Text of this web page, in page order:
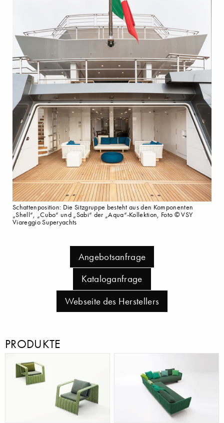
Schattenposition: Die Sitzgruppe besteht aus den Komponenten
„Shell“, „Cubo“ und „Sabi“ der „Aqua“-Kollektion, Foto © VSY
Viareggio Superyachts
Angebotsanfrage
Kataloganfrage
Webseite des Herstellers
PRODUKTE